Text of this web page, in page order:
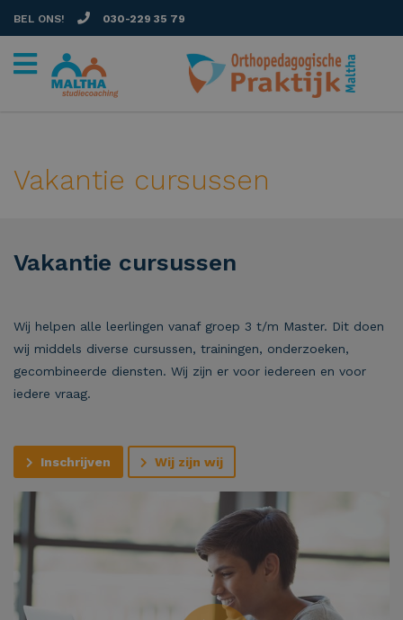
BEL ONS! 030-229 35 79
Vakantie cursussen
Vakantie cursussen
Wij helpen alle leerlingen vanaf groep 3 t/m Master. Dit doen
wij middels diverse cursussen, trainingen, onderzoeken,
gecombineerde diensten. Wij zijn er voor iedereen en voor
iedere vraag.
Inschrijven Wij zijn wij